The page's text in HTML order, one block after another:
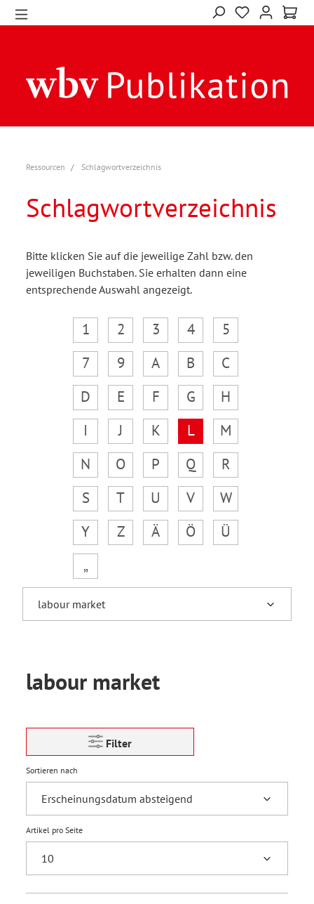
Ressourcen Schlagwortverzeichnis
Schlagwortverzeichnis
Bitte klicken Sie auf die jeweilige Zahl bzw. den
jeweiligen Buchstaben. Sie erhalten dann eine
entsprechende Auswahl angezeigt.
1 2 3 4
5
7
9 A B
C
D
E F G
H
I
J K L
M
N
O P Q
R
S
T U V
W
Y
Z Ä Ö
Ü
„
labour market
Filter
Sortieren nach
Artikel pro Seite